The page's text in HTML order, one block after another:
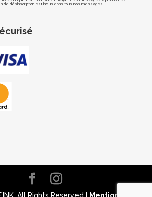
de désinscription est inclus dans tous nos messages.